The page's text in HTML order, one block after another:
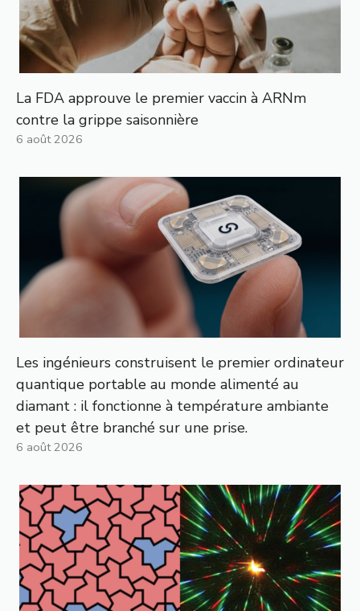
La FDA approuve le premier vaccin à ARNm
contre la grippe saisonnière
6 août 2026
Les ingénieurs construisent le premier ordinateur
quantique portable au monde alimenté au
diamant : il fonctionne à température ambiante
et peut être branché sur une prise.
6 août 2026